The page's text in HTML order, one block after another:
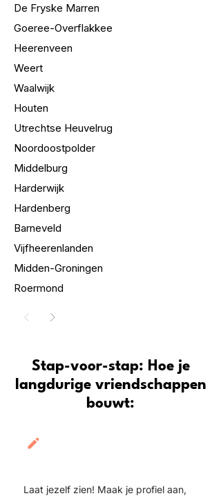
De Fryske Marren
Goeree-Overflakkee
Heerenveen
Weert
Waalwijk
Houten
Utrechtse Heuvelrug
Noordoostpolder
Middelburg
Harderwijk
Hardenberg
Barneveld
Vijfheerenlanden
Midden-Groningen
Roermond
Stap-voor-stap: Hoe je
langdurige vriendschappen
bouwt:
Laat jezelf zien! Maak je profiel aan,